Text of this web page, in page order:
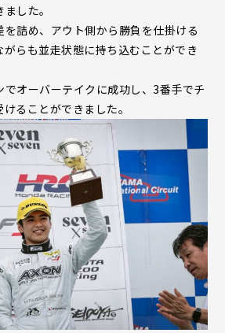
した。
を詰め、アウト側から勝負を仕掛ける
がらも並走状態に持ち込むことができ
でオーバーテイクに成功し、3番手でチ
ることができました。